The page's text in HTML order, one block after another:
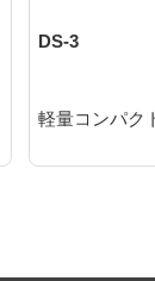
DS-3
軽量コンパク